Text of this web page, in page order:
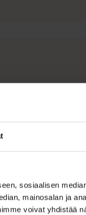
sosiaalisen
mainosalan ja
voivat yhdistää